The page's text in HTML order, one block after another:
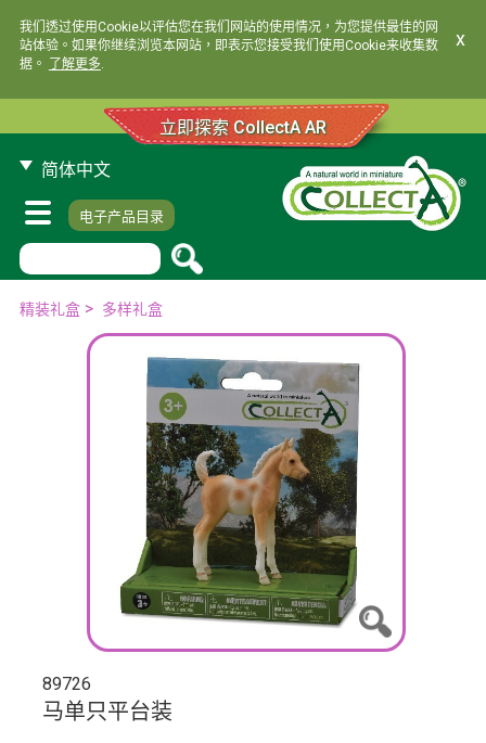
我们透过使用Cookie以评估您在我们网站的使用情况，为您提供最佳的网
站体验。如果你继续浏览本网站，即表示您接受我们使用Cookie来收集数
据。
了解更多.
x
立即探索 CollectA AR
简体中文
电子产品目录
精装礼盒> 多样礼盒
89726
马单只平台装